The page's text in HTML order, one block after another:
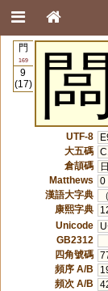
門
169
9
(17)
闆
UTF-8
大五碼
倉頡碼
Matthews
0
漢語大字典
康熙字典
Unicode
GB2312
四角號碼
頻序 A/B
頻次 A/B